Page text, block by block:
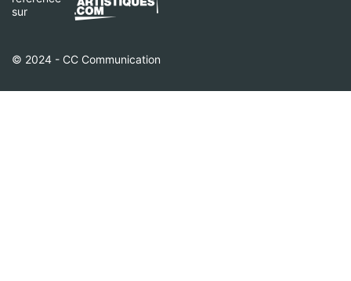
sur
© 2024 - CC Communication